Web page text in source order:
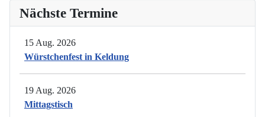
Nächste Termine
15 Aug. 2026
Würstchenfest in Keldung
19 Aug. 2026
Mittagstisch